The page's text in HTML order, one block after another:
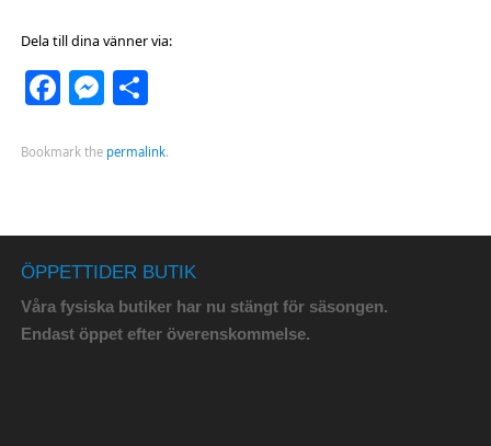
Dela till dina vänner via:
Facebook
Messenger
Dela
Bookmark the permalink.
ÖPPETTIDER BUTIK
Våra fysiska butiker har nu stängt för säsongen.
Endast öppet efter överenskommelse.